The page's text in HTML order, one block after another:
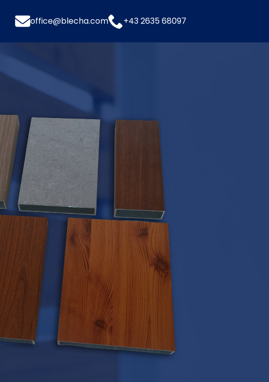
office@blecha.com +43 2635 68097